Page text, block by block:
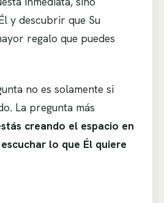
y descubrir que Su
regalo que puedes
no es solamente si
La pregunta más
creando el espacio en
lo que Él quiere